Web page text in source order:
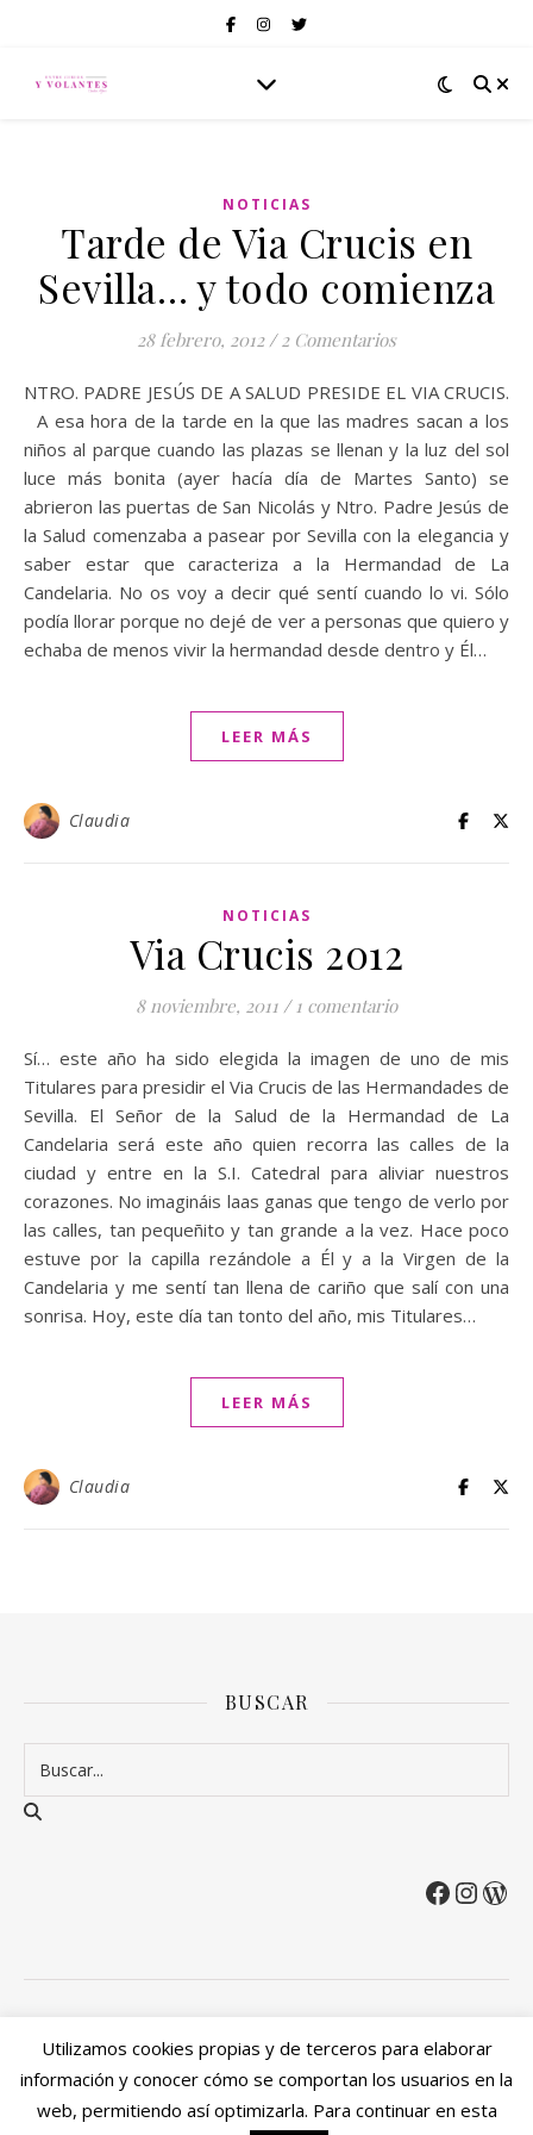
NOTICIAS
Tarde de Via Crucis en
Sevilla… y todo comienza
28 febrero, 2012 / 2 Comentarios
NTRO. PADRE JESÚS DE A SALUD PRESIDE EL VIA CRUCIS.
A esa hora de la tarde en la que las madres sacan a los
niños al parque cuando las plazas se llenan y la luz del sol
luce más bonita (ayer hacía día de Martes Santo) se
abrieron las puertas de San Nicolás y Ntro. Padre Jesús de
la Salud comenzaba a pasear por Sevilla con la elegancia y
saber estar que caracteriza a la Hermandad de La
Candelaria. No os voy a decir qué sentí cuando lo vi. Sólo
podía llorar porque no dejé de ver a personas que quiero y
echaba de menos vivir la hermandad desde dentro y Él…
LEER MÁS
Claudia
NOTICIAS
Via Crucis 2012
8 noviembre, 2011 / 1 comentario
Sí… este año ha sido elegida la imagen de uno de mis
Titulares para presidir el Via Crucis de las Hermandades de
Sevilla. El Señor de la Salud de la Hermandad de La
Candelaria será este año quien recorra las calles de la
ciudad y entre en la S.I. Catedral para aliviar nuestros
corazones. No imagináis laas ganas que tengo de verlo por
las calles, tan pequeñito y tan grande a la vez. Hace poco
estuve por la capilla rezándole a Él y a la Virgen de la
Candelaria y me sentí tan llena de cariño que salí con una
sonrisa. Hoy, este día tan tonto del año, mis Titulares…
LEER MÁS
Claudia
BUSCAR
Política de privacidad Política de devoluciones y reembolsos
Mi cuenta
Utilizamos cookies propias y de terceros para elaborar
información y conocer cómo se comportan los usuarios en la
web, permitiendo así optimizarla. Para continuar en esta